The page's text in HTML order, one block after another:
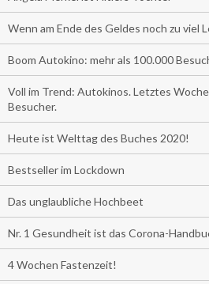
Wenn am Ende des Geldes noch zu viel
Boom Autokino: mehr als 100.000
Voll im Trend: Autokinos. Letztes
Besucher.
Heute ist Welttag des Buches 2020!
Bestseller im Lockdown
Das unglaubliche Hochbeet
Nr. 1 Gesundheit ist das Corona-
4 Wochen Fastenzeit!